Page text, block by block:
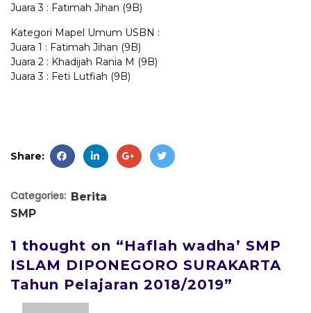
Juara 3 : Fatimah Jihan (9B)
Kategori Mapel Umum USBN :
Juara 1 : Fatimah Jihan (9B)
Juara 2 : Khadijah Rania M (9B)
Juara 3 : Feti Lutfiah (9B)
Share:
Categories: Berita
SMP
1 thought on “Haflah wadha’ SMP
ISLAM DIPONEGORO SURAKARTA
Tahun Pelajaran 2018/2019”